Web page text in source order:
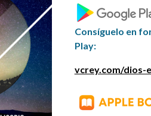
Consíguelo en
Play:
vcrey.com/dios-